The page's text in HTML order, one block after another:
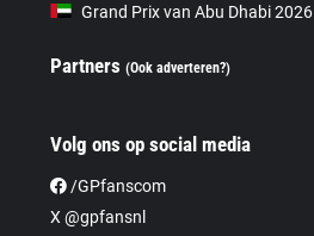
Grand Prix van Abu Dhabi 2026
Partners(Ook adverteren?)
Volg ons op social media
/GPfanscom
X @gpfansnl